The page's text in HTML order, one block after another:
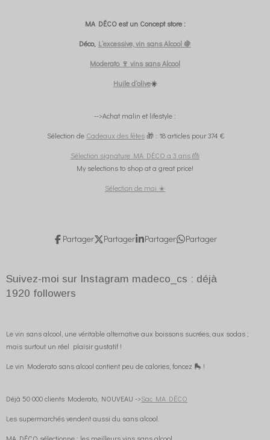
MA DÉCO est un Concept store :
Déco, L’excessive, vin sans Alcool 🍇
Moderato 🍷 vins sans Alcool
Huile d’olive☀️
-->Achat malin et lifestyle :
Sélection de Cadeaux des fêtes🎁 : 18 articles pour 374 €
Sélection signature MA DÉCO a 3 ans 🎂
My selections to shop at a great price!
Sélection de mai ☀️
Partager Partager Partager Partager
Suivez-moi sur Instagram madeco_cs : déjà
1920 followers
Le vin sans alcool, une véritable alternative aux boissons sucrées, aux sodas ;
mais surtout un réel plaisir gustatif !
Le vin Moderato sans alcool contient peu de calories, foncez 🛼 !
Déjà 50 000 clients Moderato, NOUVEAU ->Sac MA DÉCO
Les supermarchés vendent aussi du sans alcool.